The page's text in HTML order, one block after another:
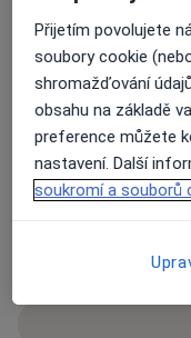
kurzech, včetně
muskuloskeletální
součástí mé
VíceO mně
Hlavní léčená
Bolesti šlach
Poškození šlach
+9
Přijetím povolujete
soubory cookie
shromažďování
obsahu na základě
preference můžete
nastavení. Další
soukromí a souborů